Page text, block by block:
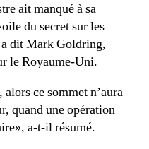
ait manqué à sa
du secret sur les
dit Mark Goldring,
le Royaume-Uni.
ce sommet n’aura
quand une opération
a-t-il résumé.